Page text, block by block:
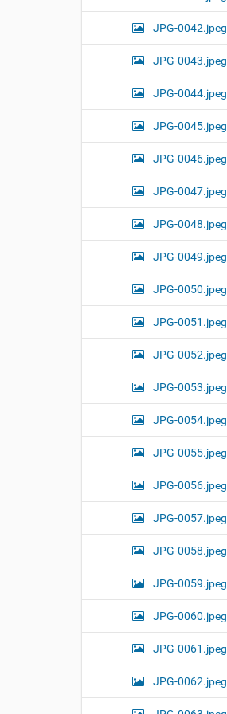
JPG-0042.jpeg
JPG-0043.jpeg
JPG-0044.jpeg
JPG-0045.jpeg
JPG-0046.jpeg
JPG-0047.jpeg
JPG-0048.jpeg
JPG-0049.jpeg
JPG-0050.jpeg
JPG-0051.jpeg
JPG-0052.jpeg
JPG-0053.jpeg
JPG-0054.jpeg
JPG-0055.jpeg
JPG-0056.jpeg
JPG-0057.jpeg
JPG-0058.jpeg
JPG-0059.jpeg
JPG-0060.jpeg
JPG-0061.jpeg
JPG-0062.jpeg